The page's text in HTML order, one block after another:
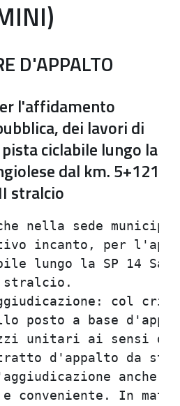
D'APPALTO
l'affidamento
dei lavori di
ciclabile lungo la
dal km. 5+121
stralcio
che nella sede
incanto, per
lungo la SP
aggiudicazione:
posto a
unitari ai
e